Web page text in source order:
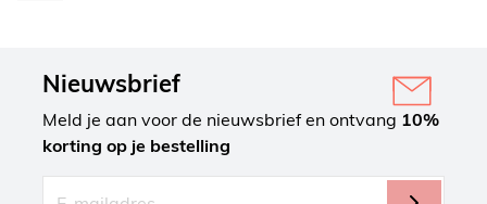
Nieuwsbrief
Meld je aan voor de nieuwsbrief en ontvang 10%
korting op je bestelling